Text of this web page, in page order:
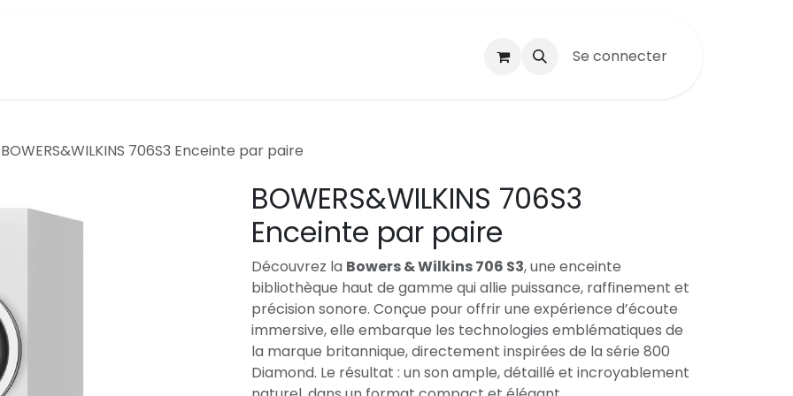
Se connecter
BOWERS&WILKINS 706S3 Enceinte par paire
BOWERS&WILKINS 706S3
Enceinte par paire
Découvrez la Bowers & Wilkins 706 S3, une enceinte
bibliothèque haut de gamme qui allie puissance, raffinement et
précision sonore. Conçue pour offrir une expérience d’écoute
immersive, elle embarque les technologies emblématiques de
la marque britannique, directement inspirées de la série 800
Diamond. Le résultat : un son ample, détaillé et incroyablement